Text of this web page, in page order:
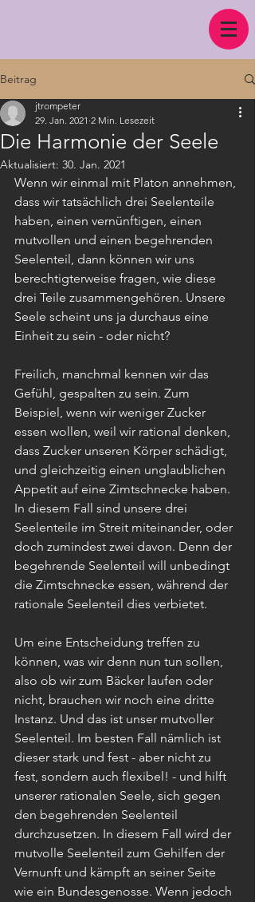
Beitrag
Die Harmonie der Seele
jtrompeter
29. Jan. 2021 2 Min. Lesezeit
Aktualisiert: 30. Jan. 2021
Wenn wir einmal mit Platon annehmen,
dass wir tatsächlich drei Seelenteile
haben, einen vernünftigen, einen
mutvollen und einen begehrenden
Seelenteil, dann können wir uns
berechtigterweise fragen, wie diese
drei Teile zusammengehören. Unsere
Seele scheint uns ja durchaus eine
Einheit zu sein - oder nicht?
Freilich, manchmal kennen wir das
Gefühl, gespalten zu sein. Zum
Beispiel, wenn wir weniger Zucker
essen wollen, weil wir rational denken,
dass Zucker unseren Körper schädigt,
und gleichzeitig einen unglaublichen
Appetit auf eine Zimtschnecke haben.
In diesem Fall sind unsere drei
Seelenteile im Streit miteinander, oder
doch zumindest zwei davon. Denn der
begehrende Seelenteil will unbedingt
die Zimtschnecke essen, während der
rationale Seelenteil dies verbietet.
Um eine Entscheidung treffen zu
können, was wir denn nun tun sollen,
also ob wir zum Bäcker laufen oder
nicht, brauchen wir noch eine dritte
Instanz. Und das ist unser mutvoller
Seelenteil. Im besten Fall nämlich ist
dieser stark und fest - aber nicht zu
fest, sondern auch flexibel! - und hilft
unserer rationalen Seele, sich gegen
den begehrenden Seelenteil
durchzusetzen. In diesem Fall wird der
mutvolle Seelenteil zum Gehilfen der
Vernunft und kämpft an seiner Seite
wie ein Bundesgenosse. Wenn jedoch